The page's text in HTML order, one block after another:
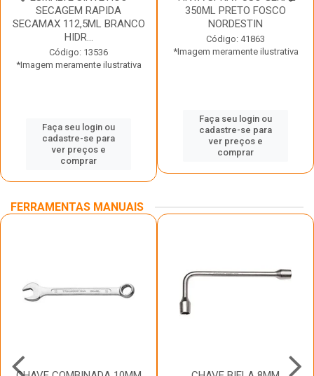
SECAGEM RAPIDA
SECAMAX 112,5ML BRANCO
HIDR...
Código: 13536
*Imagem meramente ilustrativa
Faça seu login ou
cadastre-se para
ver preços e
comprar
350ML PRETO FOSCO
NORDESTIN
Código: 41863
*Imagem meramente ilustrativa
Faça seu login ou
cadastre-se para
ver preços e
comprar
FERRAMENTAS MANUAIS